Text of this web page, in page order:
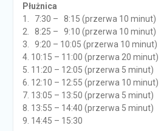
Płużnica
1. 7:30 – 8:15 (przerwa 10 minut)
2. 8:25 – 9:10 (przerwa 10 minut)
3. 9:20 – 10:05 (przerwa 10 minut)
4. 10:15 – 11:00 (przerwa 20 minut)
5. 11:20 – 12:05 (przerwa 5 minut)
6. 12:10 – 12:55 (przerwa 10 minut)
7. 13:05 – 13:50 (przerwa 5 minut)
8. 13:55 – 14:40 (przerwa 5 minut)
9. 14:45 – 15:30